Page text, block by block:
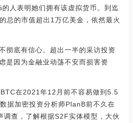
人表明她们拥有该虚拟货币。到迄
总的市值超出1万亿美金，依然最火
彻底有信心。超出一半的采访投资
是因为金融业动荡不安而损害资
在2021年12月前不容易做到5.5
据加密投资分析师PlanB前不久在
查，了解根据S2F实体模型，大伙